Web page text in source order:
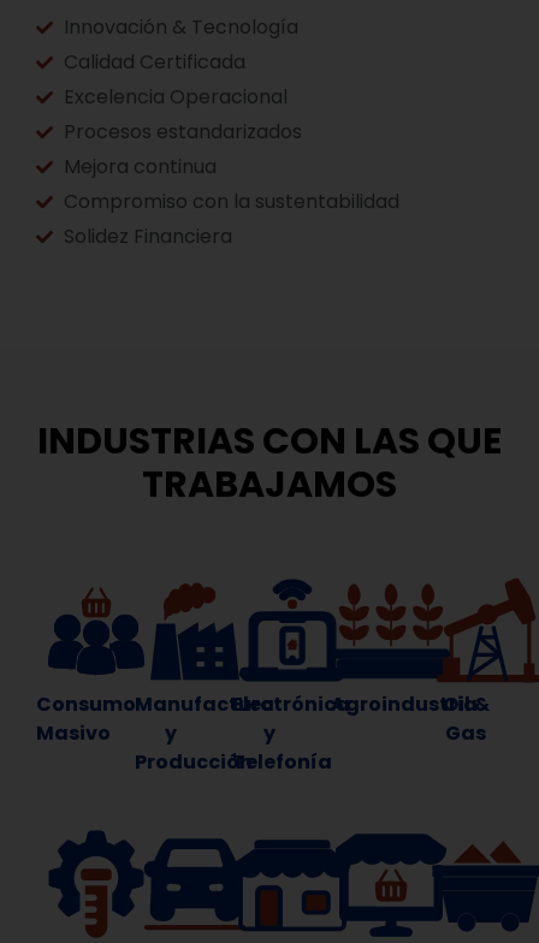
Innovación & Tecnología
Calidad Certificada
Excelencia Operacional
Procesos estandarizados
Mejora continua
Compromiso con la sustentabilidad
Solidez Financiera
INDUSTRIAS CON LAS QUE
TRABAJAMOS
Consumo
Masivo
Manufactura
y
Producción
Electrónica
y
Telefonía
Agroindustria
Oil &
Gas